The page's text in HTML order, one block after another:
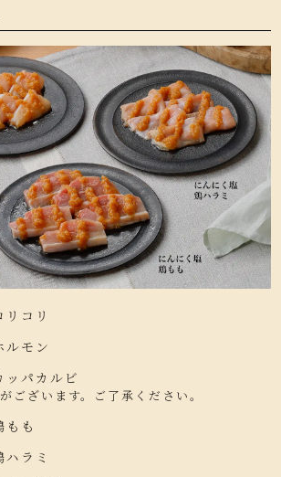
リコリ
ルモン
ッパカルビ
ございます。ご了承ください。
もも
ハラミ